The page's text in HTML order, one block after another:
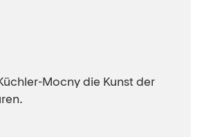
Mocny die Kunst der